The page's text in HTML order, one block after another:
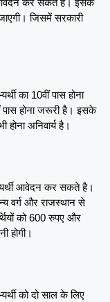
आवेदन कर सकते हैं। इसके
जिसमें सरकारी
का 10वीं पास होना
पास होना जरूरी है। इसके
अनिवार्य है।
आवेदन कर सकते है।
वर्ग और राजस्थान से
को 600 रुपए और
होगी।
को दो साल के लिए